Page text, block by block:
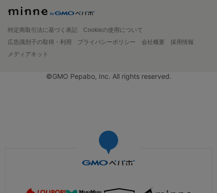
特定商取引法に基づく表記
Cookieの使用について
広告識別子の取得・利用
プライバシーポリシー 会社概要
採用情報
メディアキット
©GMO Pepabo, Inc. All rights reserved.